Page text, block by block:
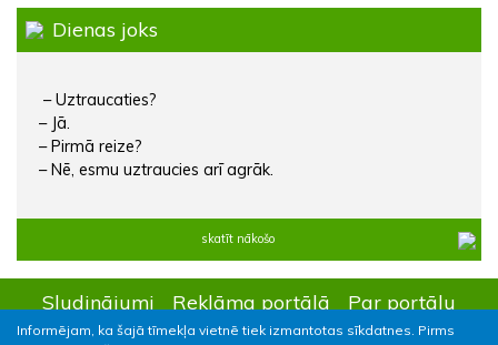
Informējam, ka šajā tīmekļa vietnē tiek izmantotas sīkdatnes. Pirms
Dienas joks
– Uztraucaties?
– Jā.
– Pirmā reize?
– Nē, esmu uztraucies arī agrāk.
skatīt nākošo
Sludinājumi Reklāma portālā
Par portālu